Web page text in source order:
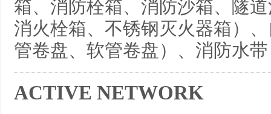
箱、消防栓箱、消防沙箱、隧
消火栓箱、不锈钢灭火器箱）
管卷盘、软管卷盘）、消防水
ACTIVE NETWORK